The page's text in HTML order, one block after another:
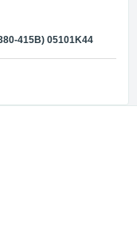
415В) 05101K44